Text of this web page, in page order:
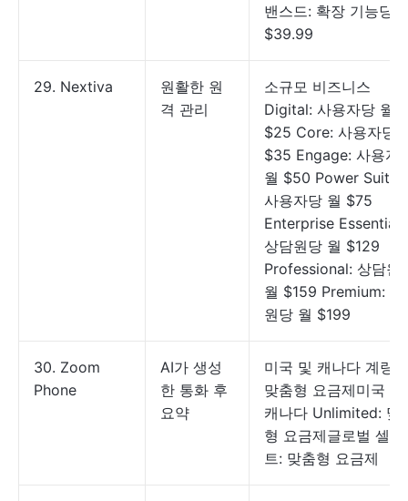
밴스드: 확장 기능당
$39.99
29. Nextiva
원활한 원
격 관리
소규모 비즈니스
Digital: 사용자당 월
$25 Core: 사용자당
$35 Engage: 사용자
월 $50 Power Suite:
사용자당 월 $75
Enterprise Essential:
상담원당 월 $129
Professional: 상담원
월 $159 Premium: 상
원당 월 $199
30. Zoom
Phone
AI가 생성
한 통화 후
요약
미국 및 캐나다 계량
맞춤형 요금제미국 및
캐나다 Unlimited: 맞
형 요금제글로벌 셀렉
트: 맞춤형 요금제